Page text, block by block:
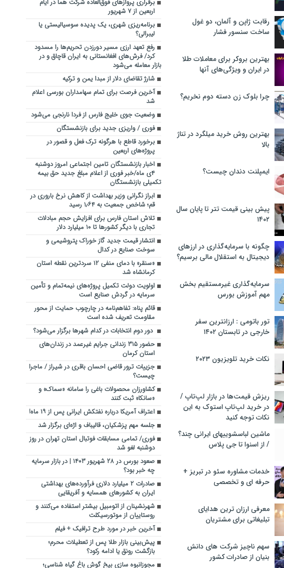
رقابت ژاپن و آلمان، دو غول
ساخت سنسور فشار
بهترین بروکر برای معاملات طلا
در ایران و ویژگی‌های آنها
چرا بلوک زن دسته دوم نخریم؟
بهترین روش خرید میلگرد در تناژ
بالا
ایمپلنت دندان چیست؟
پیش بینی قیمت تتر تا پایان سال
۱۴۰۲
چگونه با سرمایه‌گذاری در ارزهای
دیجیتال به استقلال مالی برسیم؟
سرمایه‌گذاری غیرمستقیم بخش
مهم آموزش بورس
تور باتومی : ارزانترین سفر
خارجی در تابستان ۱۴۰۲
نکات خرید تلویزیون ۲۰۲۳
ریزش قیمت‌ها در بازار لپ‌تاپ /
در خرید لپ‌تاپ استوک به این
نکات توجه کنید
ماشین لباسشویی‎های ایرانی چند؟
/ از اسنوا تا جی پلاس
خدمات مشاوره سئو در تبریز +
حرفه ای و تخصصی
معرفی ارزان ترین هدایای
تبلیغاتی برای مشتریان
سهم ناچیز شرکت های دانش
بنیان از صادرات کشور
برقراری پروازهای فوق‌العاده شرکت هما در ایام
اربعین از ۷ شهریور
برنامه‌ریزی شهری، یک پدیده سوسیالیستی یا
لیبرالی؟
رفع تعهد ارزی مسیر دورزدن تحریم‌ها را مسدود
کرد/ فرش‌های افغانستانی به ایران قاچاق و در
بازار معامله می‌شود
شارژ تقاضای دلار از مبدا یمن و ترکیه
آخرین فرصت برای تمام سهامداران بورسی اعلام
شد
وضعیت جوی خلیج فارس از فردا نارنجی می‌شود
فوری / واریزی جدید برای بازنشستگان
برخورد قاطع با هرگونه ترک فعل و قصور در
پروژه‌های اربعین
اخبار بازنشستگان تامین اجتماعی امروز دوشنبه
۴‌ی ماه/خبر فوری از اعلام مبلغ جدید حق بیمه
تکمیلی بازنشستگان
ابراز نگرانی وزیر بهداشت از کاهش نرخ باروری در
قم؛ شاخص جمعیت به ۱٫۶۴ رسید
تلاش استان فارس برای افزایش حجم مبادلات
تجاری با دیگر کشور‌ها تا ۱۰ میلیارد دلار
انتشار قیمت جدید گاز خوراک پتروشیمی و
سوخت صنایع در کدال
«سنقر» با دمای منفی ۱۲ سردترین نقطه استان
کرمانشاه شد
اولویت دولت تکمیل پروژه‌های نیمه‌تمام و تأمین
سرمایه در گردش صنایع است
قائم پناه: تفاهم‌نامه در چارچوب حمایت از محور
مقاومت تعریف شده است
دور دوم انتخابات در کدام شهرها برگزار می‌شود؟
حضور ۳۱۵ زندانی جرایم غیرعمد در زندان‌های
استان کرمان
جزییات ترور قاضی احسان باقری در شیراز / ماجرا
چیست؟
کشاورزان محصولات باغی را سامانه «سماک» و
«سانکا» ثبت کنند
اعتراف آمریکا درباره نفتکش ایرانی پس از ۱۹ ماه!
جلسه مهم پزشکیان، قالیباف و اژه‌ای برگزار شد
فوری/ تمامی مسابقات فوتبال استان تهران در روز
دوشنبه لغو شد
صعود بورس در ۲۸ شهریور ۱۴۰۳ | در بازار سرمایه
چه خبر بود؟
صادرات ۲ میلیارد دلاری فرآورده‌های بهداشتی
ایران به کشورهای همسایه و آفریقایی
شهرنشینان از اتومبیل بیشتر استفاده می‌کنند و
روستاییان از موتورسیکلت
آخرین خبر در مورد طرح ترافیک + فیلم
پیش‌بینی بازار طلا پس از تعطیلات محرم؛
بازگشت رونق یا ادامه رکود؟
مجوزانبوه سازی بیخ گوش باغ گیاه شناسی؛